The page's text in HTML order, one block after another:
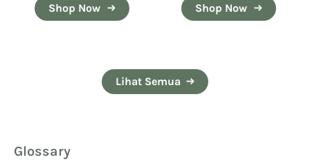
Shop Now Shop Now
Lihat Semua
Glossary